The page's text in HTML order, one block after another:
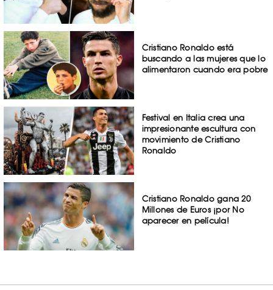
Cristiano Ronaldo está
buscando a las mujeres que lo
alimentaron cuando era pobre
Festival en Italia crea una
impresionante escultura con
movimiento de Cristiano
Ronaldo
Cristiano Ronaldo gana 20
Millones de Euros ¡por No
aparecer en película!